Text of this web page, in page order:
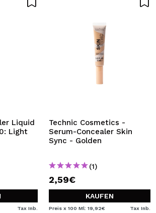
Light
Tax Inb.
Technic Cosmetics -
Serum-Concealer Skin
Sync - Golden
(1)
2,59€
KAUFEN
Preis x 100 Ml: 19,92€ Tax Inb.